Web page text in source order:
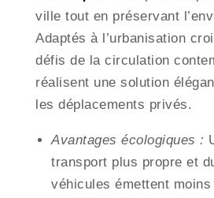
ville tout en préservant
Adaptés à l’urbanisation
défis de la circulation
réalisent une solution
les déplacements privés.
Avantages écologiques :
transport plus propre et
véhicules émettent moins